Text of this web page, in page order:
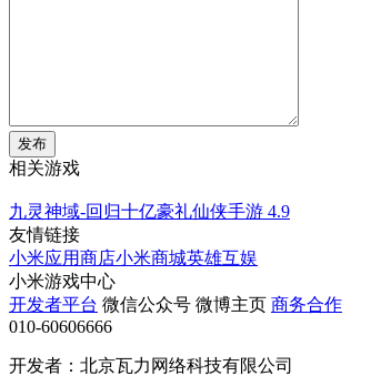
发布
相关游戏
九灵神域-回归十亿豪礼仙侠手游 4.9
友情链接
小米应用商店小米商城英雄互娱
小米游戏中心
开发者平台 微信公众号 微博主页 商务合作
010-60606666
开发者：北京瓦力网络科技有限公司